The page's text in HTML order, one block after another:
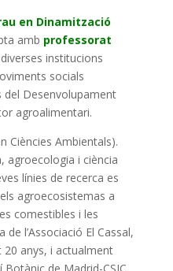
en Dinamització
amb professorat
institucions
socials
del Desenvolupament
agroalimentari.
Ciències Ambientals).
agroecologia i ciència
línies de recerca es
agroecosistemas a
comestibles i les
l’Associació El Cassal,
20 anys, i actualment